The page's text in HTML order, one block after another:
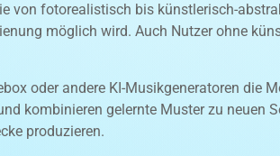
von fotorealistisch bis künstlerisch-
möglich wird. Auch Nutzer ohne
oder andere KI-Musikgeneratoren die
kombinieren gelernte Muster zu
produzieren.